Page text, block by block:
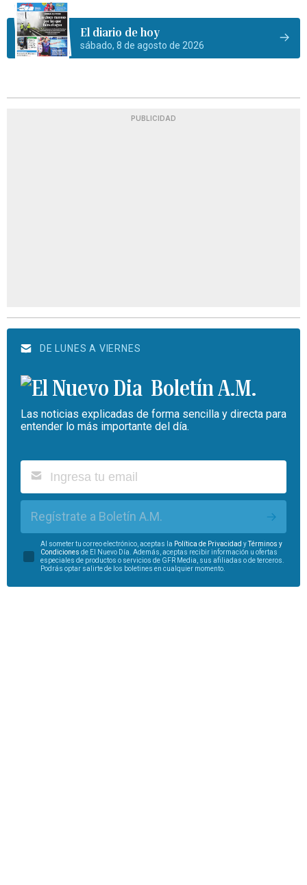
El diario de hoy
sábado, 8 de agosto de 2026
PUBLICIDAD
DE LUNES A VIERNES
Boletín A.M.
Las noticias explicadas de forma sencilla y directa para
entender lo más importante del día.
Regístrate a Boletín A.M.
Al someter tu correo electrónico, aceptas la Política de Privacidad yTérminos y
Condiciones de El Nuevo Día. Además, aceptas recibir información u ofertas
especiales de productos o servicios de GFR Media, sus afiliadas o de terceros.
Podrás optar salirte de los boletines en cualquier momento.